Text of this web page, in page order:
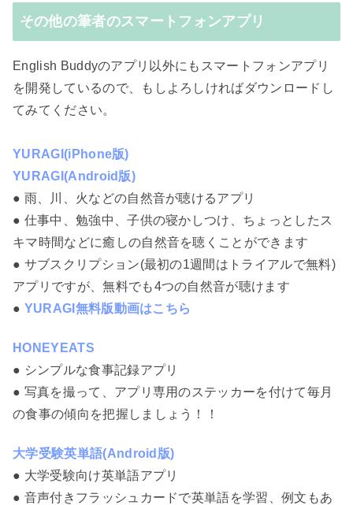
その他の筆者のスマートフォンアプリ
English Buddyのアプリ以外にもスマートフォンアプリ
を開発しているので、もしよろしければダウンロードし
てみてください。
YURAGI(iPhone版)
YURAGI(Android版)
● 雨、川、火などの自然音が聴けるアプリ
● 仕事中、勉強中、子供の寝かしつけ、ちょっとしたス
キマ時間などに癒しの自然音を聴くことができます
● サブスクリプション(最初の1週間はトライアルで無料)
アプリですが、無料でも4つの自然音が聴けます
● YURAGI無料版動画はこちら
HONEYEATS
● シンプルな食事記録アプリ
● 写真を撮って、アプリ専用のステッカーを付けて毎月
の食事の傾向を把握しましょう！！
大学受験英単語(Android版)
● 大学受験向け英単語アプリ
● 音声付きフラッシュカードで英単語を学習、例文もあ